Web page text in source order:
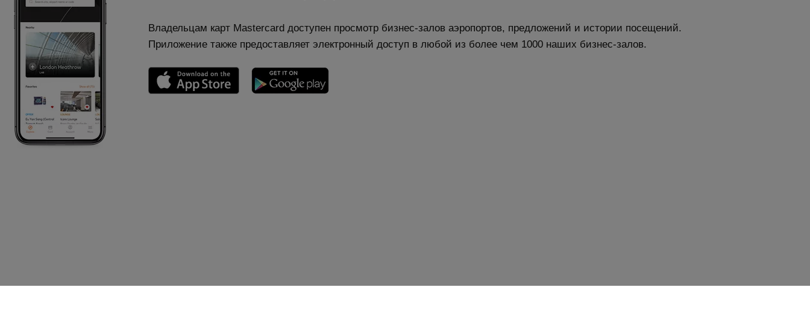
Владельцам карт Mastercard доступен просмотр бизнес-залов аэропортов, предложений и истории посещений.
Приложение также предоставляет электронный доступ в любой из более чем 1000 наших бизнес-залов.